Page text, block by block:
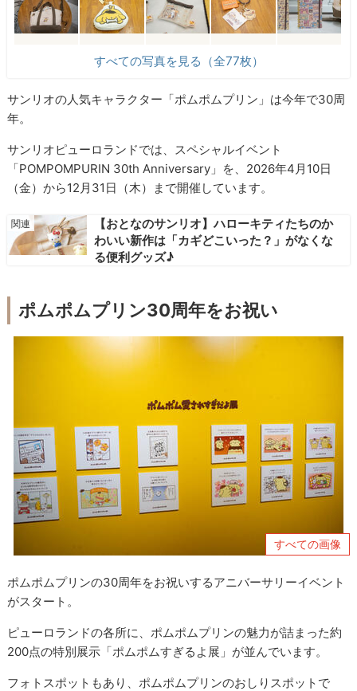
すべての写真を見る（全77枚）
サンリオの人気キャラクター「ポムポムプリン」は今年で30周
年。
サンリオピューロランドでは、スペシャルイベント
「POMPOMPURIN 30th Anniversary」を、2026年4月10日
（金）から12月31日（木）まで開催しています。
【おとなのサンリオ】ハローキティたちのか
わいい新作は「カギどこいった？」がなくな
る便利グッズ♪
ポムポムプリン30周年をお祝い
すべての画像
ポムポムプリンの30周年をお祝いするアニバーサリーイベント
がスタート。
ピューロランドの各所に、ポムポムプリンの魅力が詰まった約
200点の特別展示「ポムポムすぎるよ展」が並んでいます。
フォトスポットもあり、ポムポムプリンのおしりスポットで